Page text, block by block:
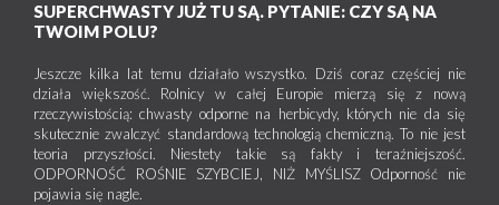
SUPERCHWASTY JUŻ TU SĄ. PYTANIE: CZY SĄ NA
TWOIM POLU?
Jeszcze kilka lat temu działało wszystko. Dziś coraz częściej nie
działa większość. Rolnicy w całej Europie mierzą się z nową
rzeczywistością: chwasty odporne na herbicydy, których nie da się
skutecznie zwalczyć standardową technologią chemiczną. To nie jest
teoria przyszłości. Niestety takie są fakty i teraźniejszość.
ODPORNOŚĆ ROŚNIE SZYBCIEJ, NIŻ MYŚLISZ Odporność nie
pojawia się nagle.